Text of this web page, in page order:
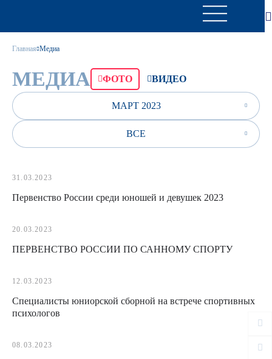
Главная Медиа
МЕДИА ФОТО ВИДЕО
МАРТ 2023
ВСЕ
31.03.2023
Первенство России среди юношей и девушек 2023
20.03.2023
ПЕРВЕНСТВО РОССИИ ПО САННОМУ СПОРТУ
12.03.2023
Специалисты юниорской сборной на встрече спортивных
психологов
08.03.2023